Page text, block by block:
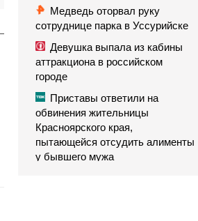
Медведь оторвал руку
сотруднице парка в Уссурийске
Девушка выпала из кабины
аттракциона в российском
городе
Приставы ответили на
обвинения жительницы
Красноярского края,
пытающейся отсудить алименты
у бывшего мужа